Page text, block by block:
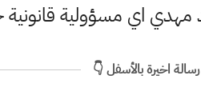
مهدي اي مسؤولية
اخيرة بالأسفل 👇